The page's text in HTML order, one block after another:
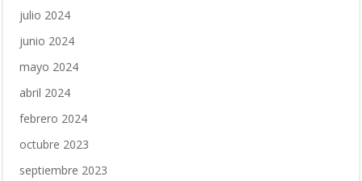
julio 2024
junio 2024
mayo 2024
abril 2024
febrero 2024
octubre 2023
septiembre 2023